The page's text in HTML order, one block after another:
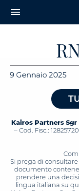
menu
9 Gennaio 2025
Kairos Partners Sgr
– Cod. Fisc.:
Si prega di
documento
prendere una
lingua italiana su